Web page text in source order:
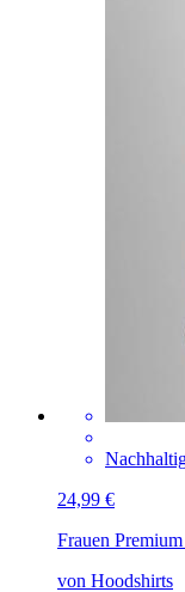
24,99 €
Frauen
von Hoodshirts